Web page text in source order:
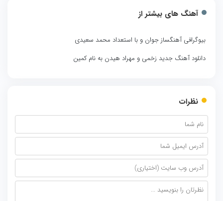
آهنگ های بیشتر از
بیوگرافی آهنگساز جوان و با استعداد محمد سعیدی
دانلود آهنگ جدید زخمی و مهراد هیدن به نام کمین
نظرات